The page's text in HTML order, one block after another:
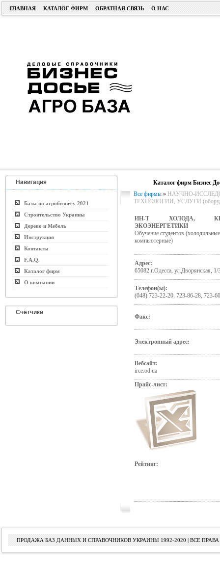
ГЛАВНАЯ КАТАЛОГ ФИРМ ОБРАТНАЯ СВЯЗЬ О НАС
Навигация
Базы по агробизнесу 2021
Строительство Украины
Дерево и Мебель
Инструкция
Контакты
F.A.Q.
Каталог фирм
О компании
Счётчики
Каталог фирм Бизнес
Все фирмы » НАУЧНО-
ТЕХНОЛОГИИ, УСЛУГИ
ИН-Т ХОЛОДА,
ЭКОЭНЕРГЕТИКИ
Обучение студентов
компьютерные)
Адрес:
65082 г.Одесса, ул.Дворянская, 1/
Телефон(ы):
(048) 723-22-20, 723-86-28, 723-
Факс:
Электронный адрес:
Вебсайт:
irce.od.ua
Прайс-лист:
Рейтинг:
ПРОДАЖА БАЗ ДАННЫХ И СПРАВОЧНИКОВ УКРАИНЫ 1992-2020 | ВСЕ